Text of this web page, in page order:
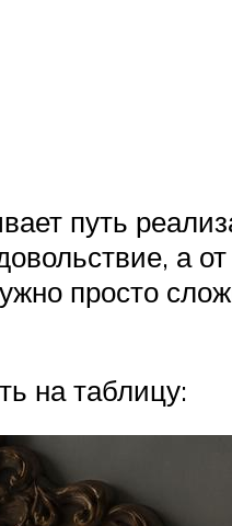
путь
а
просто
на таблицу: